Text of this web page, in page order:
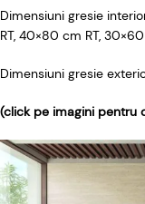
Dimensiuni gresie
RT, 40×80 cm RT,
Dimensiuni gresie
(click pe imagini pentru